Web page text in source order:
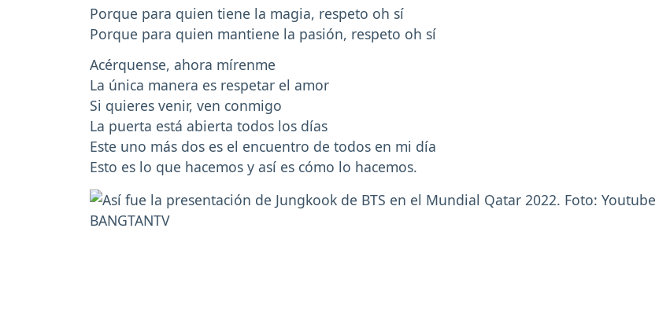
Porque para quien tiene la magia, respeto oh sí
Porque para quien mantiene la pasión, respeto oh sí
Acérquense, ahora mírenme
La única manera es respetar el amor
Si quieres venir, ven conmigo
La puerta está abierta todos los días
Este uno más dos es el encuentro de todos en mi día
Esto es lo que hacemos y así es cómo lo hacemos.